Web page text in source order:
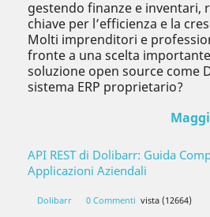
gestendo finanze e inventari,
chiave per l’efficienza e la
Molti imprenditori e
fronte a una scelta
soluzione open source come
sistema ERP proprietario?
API REST di Dolibarr: Guida
Applicazioni Aziendali
Dolibarr 0 Commenti vista (12664)